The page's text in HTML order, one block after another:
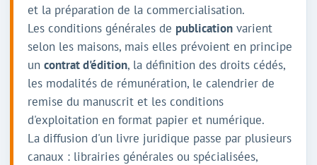
et la préparation de la commercialisation.
Les conditions générales de publication varient
selon les maisons, mais elles prévoient en principe
un contrat d'édition, la définition des droits cédés,
les modalités de rémunération, le calendrier de
remise du manuscrit et les conditions
d'exploitation en format papier et numérique.
La diffusion d'un livre juridique passe par plusieurs
canaux : librairies générales ou spécialisées,